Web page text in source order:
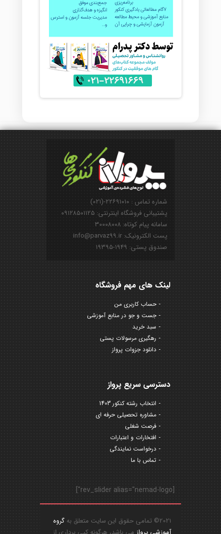
شماره تماس : ۲۲۶۹۱۰۱۰-(۰۲۱)
پشتیبانی فروشگاه اینترنتی: ۰۹۱۲۸۵۰۱۱۲۵
سامانه پیام کوتاه: ۳۰۰۰۸۰۰۸
پست الکترونیک: info@parvaz99.ir
صندوق پستی: ۱۹۴۹-۱۹۳۹۵
لینک های مهم فروشگاه
حساب کاربری من
جست و جو در منابع آموزشی
سبد خرید
رهگیری مرسولات پستی
دانلود جزوات پرواز
دسترسی سریع پرواز
انتخاب رشته کنکور 1403
مشاوره تحصیلی حرفه ای
فرصت شغلی
افتخارات و اعتبارات
درخواست نمایندگی
تماس با ما
[rev_slider alias="nemad-logo"]
2021© تمامی حقوق این سایت متعلق به
گروه